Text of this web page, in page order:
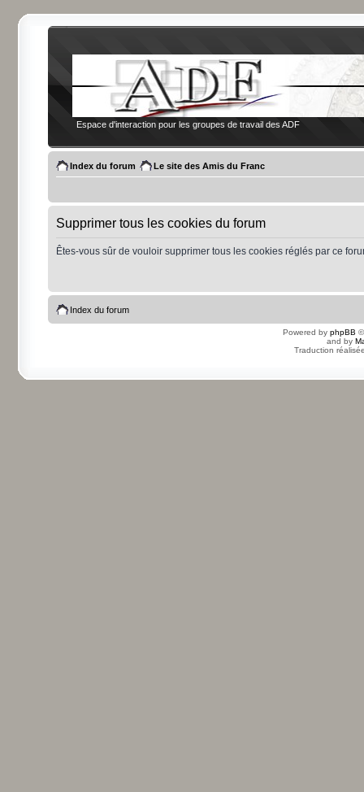
Espace d'interaction pour les groupes de travail des ADF
Index du forum Le site des Amis du Franc
Supprimer tous les cookies du forum
Êtes-vous sûr de vouloir supprimer tous les cookies réglés par ce
Index du forum
Powered by phpBB
and by
Traduction